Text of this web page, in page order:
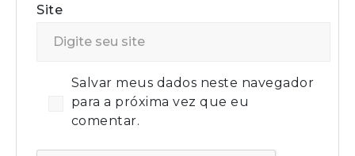
Site
Salvar meus dados neste navegador
para a próxima vez que eu
comentar.